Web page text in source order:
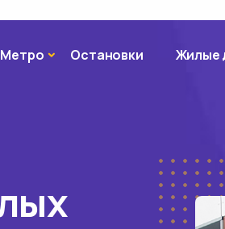
МетроМетроОстановки Жилые